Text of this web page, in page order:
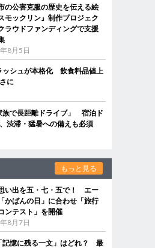
の公害克服の歴史を伝える絵
モックリン』制作プロジェク
ラウドファンディングで支援
8月5日
ッシュが本格化 飲食料品値上
に
族で長距離ドライブ」 宿泊ド
渋滞・猛暑への備えも必須
もっと見る
い出を五・七・五で！ エー
かばんの日」に合わせ「旅行
ンテスト」を開催
8月7日
記憶に残る一文」はどれ？ 最